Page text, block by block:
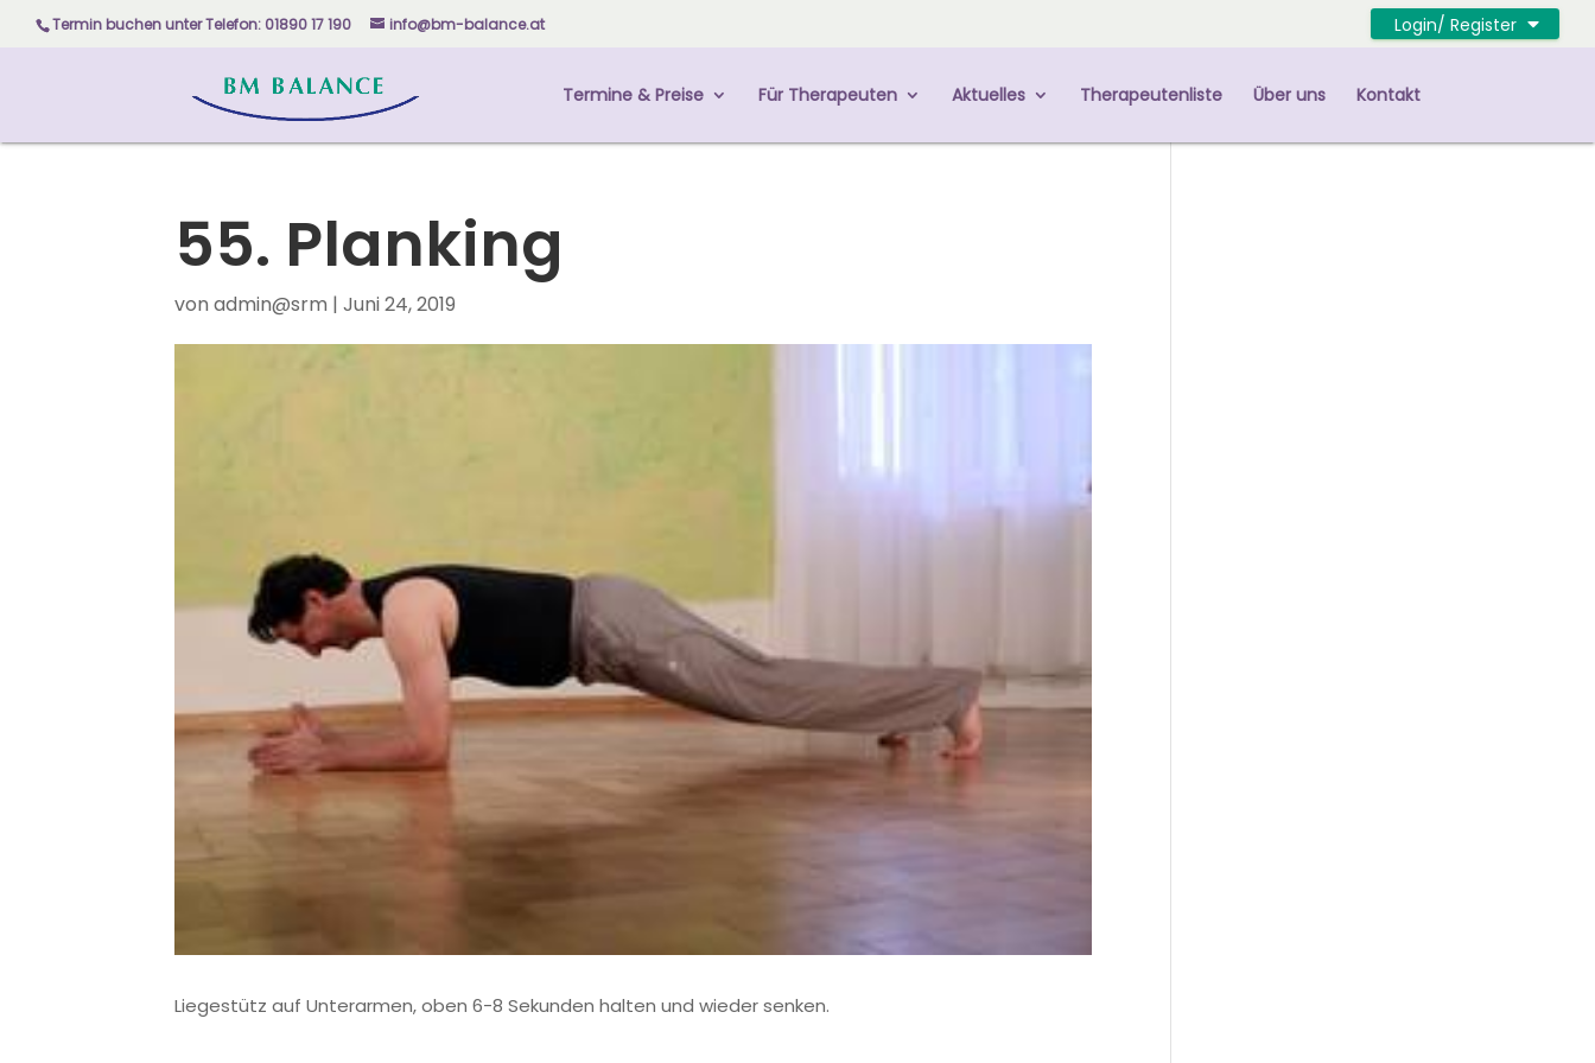
Termin buchen unterTelefon: 01890 17 190 info@bm-balance.at Login/ Register
Termine & Preise Für Therapeuten Aktuelles Therapeutenliste Über uns Kontakt
55. Planking
von admin@srm | Juni 24, 2019
Liegestütz auf Unterarmen, oben 6-8 Sekunden halten und wieder senken.